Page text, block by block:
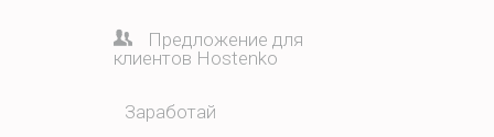
Предложение для
клиентов Hostenko
Заработай